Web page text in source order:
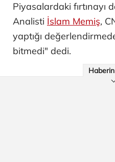
Piyasalardaki fırtınayı
Analisti İslam Memiş,
yaptığı
bitmedi" dedi.